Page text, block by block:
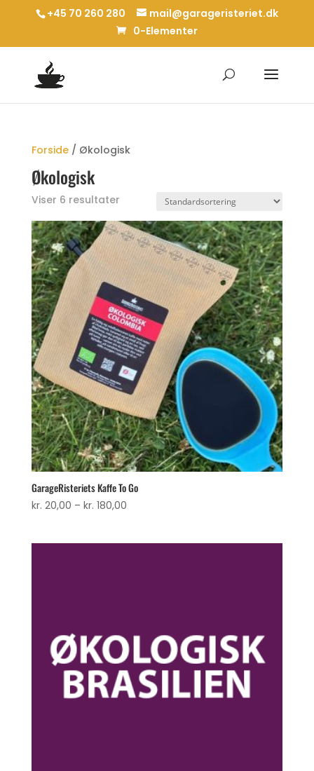
+45 70 260 280
mail@garageristeriet.dk
0-Elementer
Forside/ Økologisk
Økologisk
Viser 6 resultater
GarageRisteriets Kaffe To Go
kr. 20,00 – kr. 180,00Prisinterval: